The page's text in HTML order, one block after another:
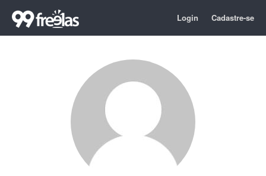
Login Cadastre-se